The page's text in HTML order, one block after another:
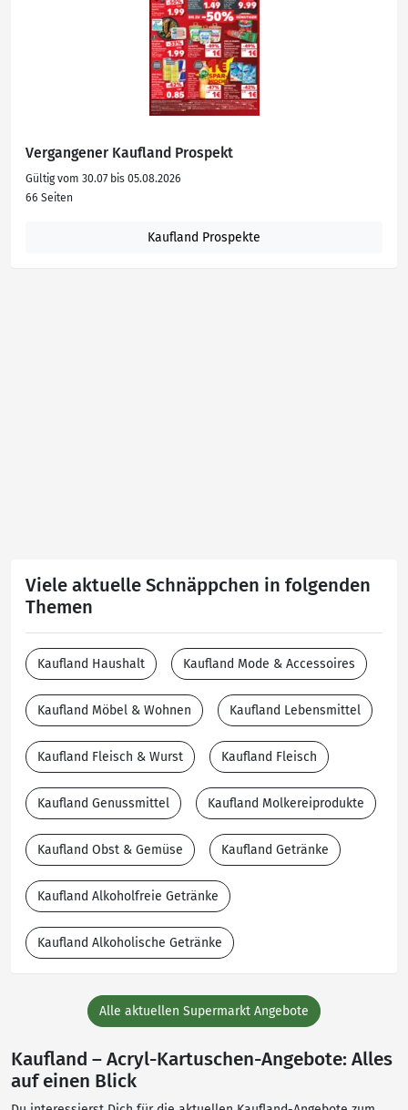
Vergangener Kaufland Prospekt
Gültig vom 30.07 bis 05.08.2026
66 Seiten
Kaufland Prospekte
Viele aktuelle Schnäppchen in folgenden
Themen
Kaufland Haushalt Kaufland Mode & Accessoires
Kaufland Möbel & Wohnen Kaufland Lebensmittel
Kaufland Fleisch & Wurst Kaufland Fleisch
Kaufland Genussmittel Kaufland Molkereiprodukte
Kaufland Obst & Gemüse Kaufland Getränke
Kaufland Alkoholfreie Getränke
Kaufland Alkoholische Getränke
Alle aktuellen Supermarkt Angebote
Kaufland – Acryl-Kartuschen-Angebote: Alles
auf einen Blick